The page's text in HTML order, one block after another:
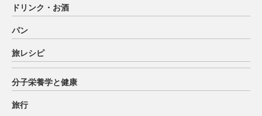
ドリンク・お酒
パン
旅レシピ
分子栄養学と健康
旅行